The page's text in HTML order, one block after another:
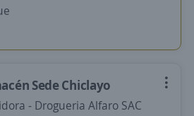
Sede Chiclayo
- Drogueria Alfaro SAC